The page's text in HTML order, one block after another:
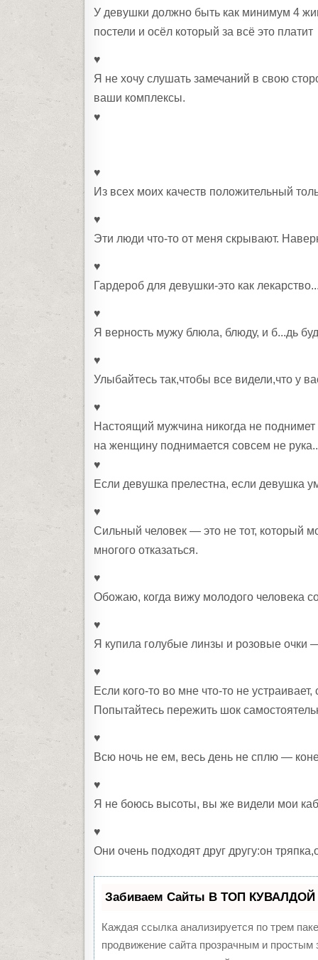
У девушки должно быть как минимум 4
постели и осёл который за всё это платит
♥
Я не хочу слушать замечаний в свою
ваши комплексы.
♥
♥
Из всех моих качеств положительный
♥
Эти люди что-то от меня скрывают.
♥
Гардероб для девушки-это как
♥
Я верность мужу блюла, блюду, и б...дь
♥
Улыбайтесь так,чтобы все видели,что у
♥
Настоящий мужчина никогда не
на женщину поднимается совсем не
♥
Если девушка прелестна, если девушка
♥
Сильный человек — это не тот, который
многого отказаться.
♥
Обожаю, когда вижу молодого человека
♥
Я купила голубые линзы и розовые очки
♥
Если кого-то во мне что-то не
Попытайтесь пережить шок
♥
Всю ночь не ем, весь день не сплю —
♥
Я не боюсь высоты, вы же видели мои
♥
Они очень подходят друг другу:он
Забиваем Сайты В ТОП КУВАЛДОЙ
Каждая ссылка анализируется по трем
продвижение сайта прозрачным и